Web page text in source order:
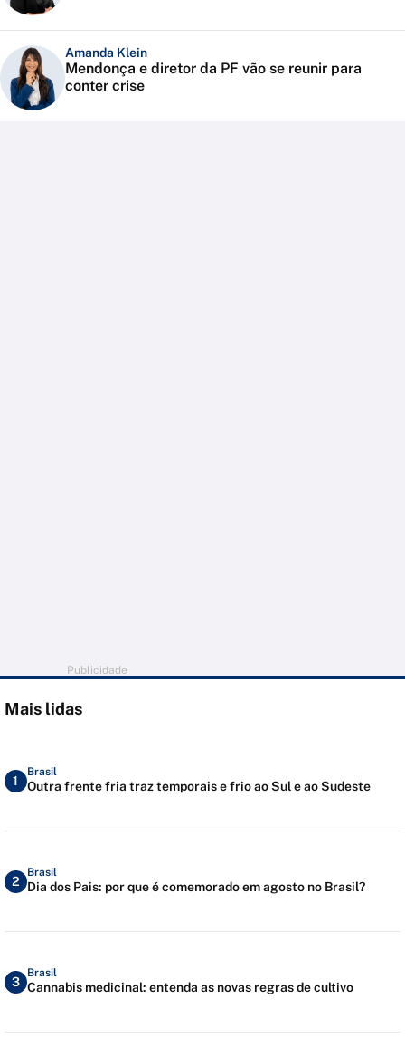
Amanda Klein
Mendonça e diretor da PF vão se reunir para
conter crise
Publicidade
Mais lidas
1
Brasil
Outra frente fria traz temporais e frio ao Sul e ao Sudeste
2
Brasil
Dia dos Pais: por que é comemorado em agosto no Brasil?
3
Brasil
Cannabis medicinal: entenda as novas regras de cultivo